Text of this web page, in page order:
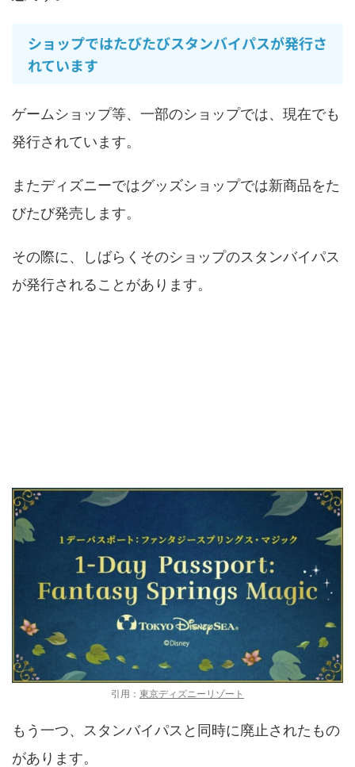
ショップではたびたびスタンバイパスが発行さ
れています
ゲームショップ等、一部のショップでは、現在でも
発行されています。
またディズニーではグッズショップでは新商品をた
びたび発売します。
その際に、しばらくそのショップのスタンバイパス
が発行されることがあります。
引用： 東京ディズニーリゾート
もう一つ、スタンバイパスと同時に廃止されたもの
があります。